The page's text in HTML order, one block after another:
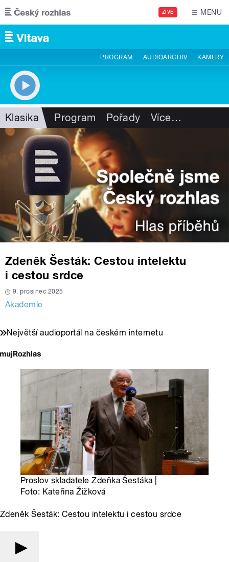
Přejít k hlavnímu obsahu
ŽIVĚ MENU
PROGRAM AUDIOARCHIV KAMERY
Klasika Program Pořady Více…
Zdeněk Šesták: Cestou intelektu
i cestou srdce
9. prosinec 2025
Akademie
Největší audioportál na českém internetu
Proslov skladatele Zdeňka Šestáka |
Foto: Kateřina Žižková
Zdeněk Šesták: Cestou intelektu i cestou srdce